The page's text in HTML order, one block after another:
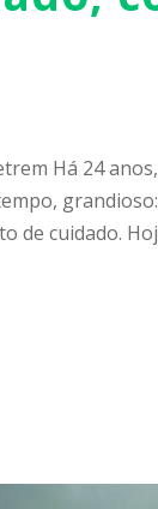
Há 24
de cuidado.